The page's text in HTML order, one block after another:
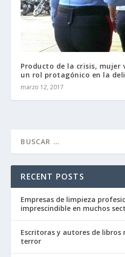
Producto de la crisis, mujer
un rol protagónico en la
marzo 12, 2017
RECENT POSTS
Empresas de limpieza
imprescindible en muchos
Escritoras y autores de
terror